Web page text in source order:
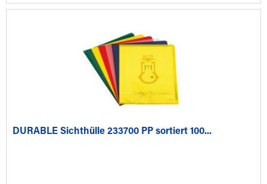
DURABLE Sichthülle 233700 PP sortiert 100...